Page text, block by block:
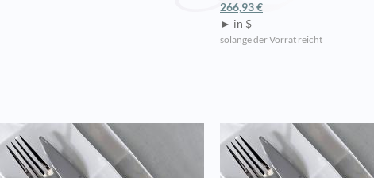
266,93 €
► in $
solange der Vorrat reicht